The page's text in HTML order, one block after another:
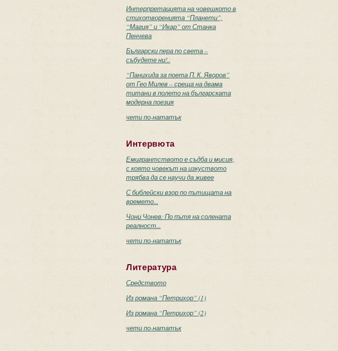
Интерпретацията на човешкото в
стихотворенията “Планети”,
“Магия” и “Икар” от Станка
Пенчева
Български пера по света –
събудете ни!..
“Панихида за поета П. К. Яворов”
от Гео Милев – среща на двама
титани в полето на българската
модерна поезия
чети по-нататък
Интервюта
Емигрантството е съдба и мисия,
с която човекът на изкуството
трябва да се научи да живее
С библейски взор по пътищата на
времето...
Чони Чонев: По пътя на солената
реалност...
чети по-нататък
Литература
Средството
Из романа “Петрихор” (1)
Из романа “Петрихор” (2)
чети по-нататък